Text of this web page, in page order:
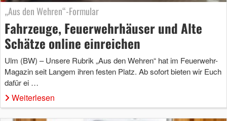
„Aus den Wehren“-Formular
Fahrzeuge, Feuerwehrhäuser und Alte
Schätze online einreichen
Ulm (BW) – Unsere Rubrik „Aus den Wehren“ hat im Feuerwehr-
Magazin seit Langem ihren festen Platz. Ab sofort bieten wir Euch
dafür ei …
Weiterlesen